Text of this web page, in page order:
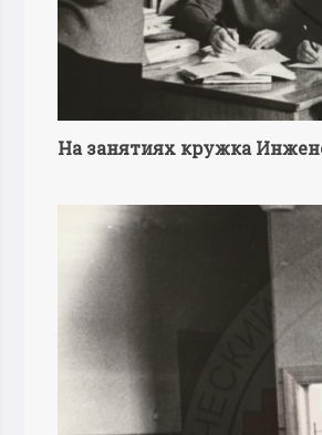
На занятиях кружка